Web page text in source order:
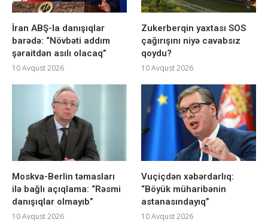
İran ABŞ-la danışıqlar
barədə: “Növbəti addım
şəraitdən asılı olacaq”
10 Avqust 2026
Zukerberqin yaxtası SOS
çağırışını niyə cavabsız
qoydu?
10 Avqust 2026
Moskva-Berlin təmasları
ilə bağlı açıqlama: “Rəsmi
danışıqlar olmayıb”
10 Avqust 2026
Vuçiçdən xəbərdarlıq:
“Böyük müharibənin
astanasındayıq”
10 Avqust 2026